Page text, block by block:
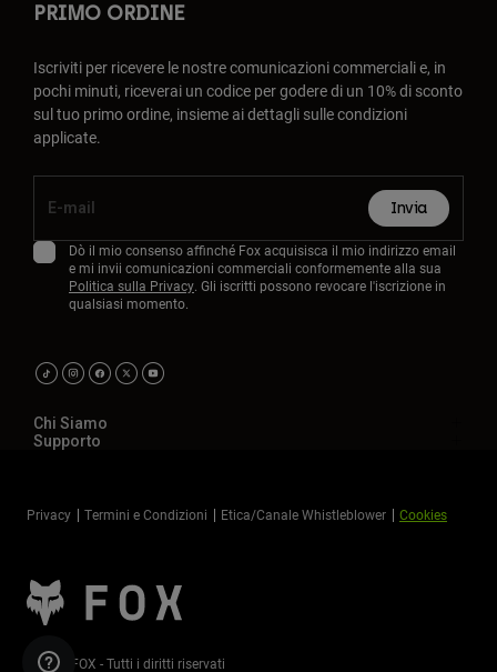
PRIMO ORDINE
Iscriviti per ricevere le nostre comunicazioni commerciali e, in
pochi minuti, riceverai un codice per godere di un 10% di sconto
sul tuo primo ordine, insieme ai dettagli sulle condizioni
applicate.
Invia
Dò il mio consenso affinché Fox acquisisca il mio indirizzo email
e mi invii comunicazioni commerciali conformemente alla sua
Politica sulla Privacy. Gli iscritti possono revocare l'iscrizione in
qualsiasi momento.
Chi Siamo
Supporto
Privacy Termini e Condizioni Etica/Canale Whistleblower Cookies
©2026 FOX - Tutti i diritti riservati